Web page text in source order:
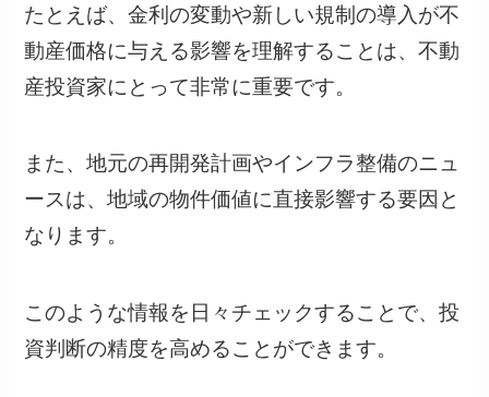
たとえば、金利の変動や新しい規制の導入が不
動産価格に与える影響を理解することは、不動
産投資家にとって非常に重要です。
また、地元の再開発計画やインフラ整備のニュ
ースは、地域の物件価値に直接影響する要因と
なります。
このような情報を日々チェックすることで、投
資判断の精度を高めることができます。